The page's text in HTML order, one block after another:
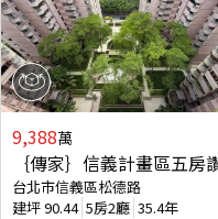
9,388萬
｛傳家｝信義計畫區五房
台北市信義區松德路
建坪90.44 5房2廳 35.4年